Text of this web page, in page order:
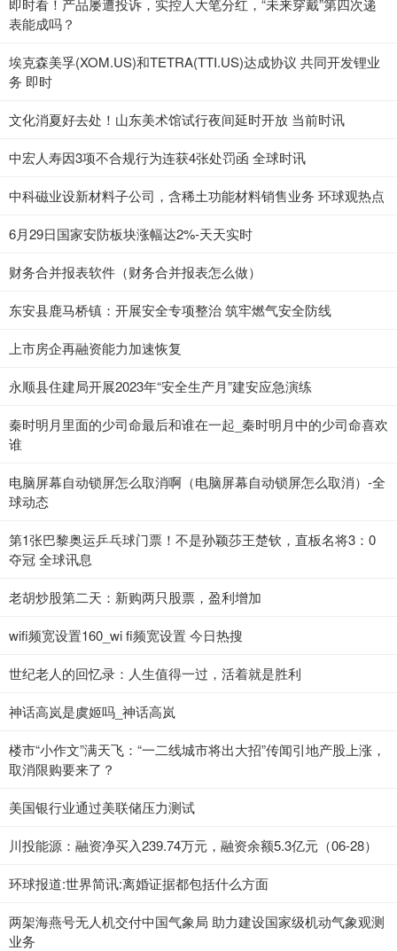
表能成吗？
埃克森美孚(XOM.US)和TETRA(TTI.US)达成协议 共同开发锂业
务 即时
文化消夏好去处！山东美术馆试行夜间延时开放 当前时讯
中宏人寿因3项不合规行为连获4张处罚函 全球时讯
中科磁业设新材料子公司，含稀土功能材料销售业务 环球观热点
6月29日国家安防板块涨幅达2%-天天实时
财务合并报表软件（财务合并报表怎么做）
东安县鹿马桥镇：开展安全专项整治 筑牢燃气安全防线
上市房企再融资能力加速恢复
永顺县住建局开展2023年“安全生产月”建安应急演练
秦时明月里面的少司命最后和谁在一起_秦时明月中的少司命喜欢
谁
电脑屏幕自动锁屏怎么取消啊（电脑屏幕自动锁屏怎么取消）-全
球动态
第1张巴黎奥运乒乓球门票！不是孙颖莎王楚钦，直板名将3：0
夺冠 全球讯息
老胡炒股第二天：新购两只股票，盈利增加
wifi频宽设置160_wi fi频宽设置 今日热搜
世纪老人的回忆录：人生值得一过，活着就是胜利
神话高岚是虞姬吗_神话高岚
楼市“小作文”满天飞：“一二线城市将出大招”传闻引地产股上涨，
取消限购要来了？
美国银行业通过美联储压力测试
川投能源：融资净买入239.74万元，融资余额5.3亿元（06-28）
环球报道:世界简讯:离婚证据都包括什么方面
两架海燕号无人机交付中国气象局 助力建设国家级机动气象观测
业务